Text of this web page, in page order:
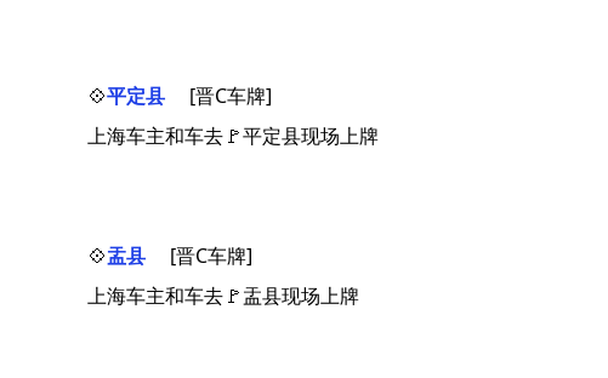
💠平定县
[晋C车牌]
上海车主和车去🚩平定县现场上牌
💠盂县
[晋C车牌]
上海车主和车去🚩盂县现场上牌